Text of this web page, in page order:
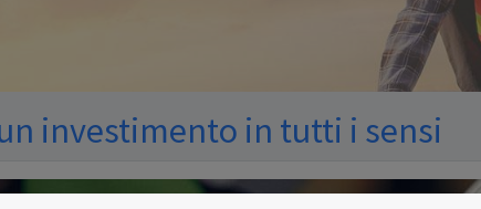
investimento in tutti i sensi